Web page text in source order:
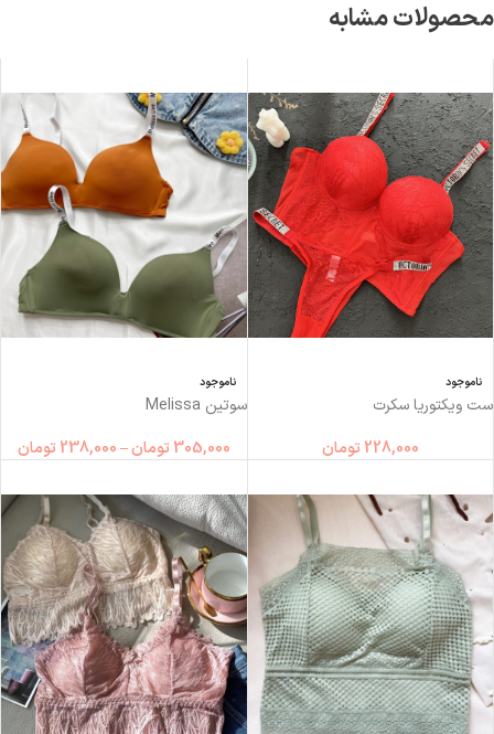
محصولات مشابه
ناموجود
ست ویکتوریا سکرت
228,000 تومان
ناموجود
سوتین Melissa
305,000 تومان–
238,000 تومان